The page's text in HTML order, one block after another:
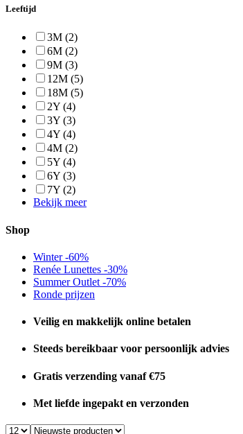
Leeftijd
3M (2)
6M (2)
9M (3)
12M (5)
18M (5)
2Y (4)
3Y (3)
4Y (4)
4M (2)
5Y (4)
6Y (3)
7Y (2)
Bekijk meer
Shop
Winter -60%
Renée Lunettes -30%
Summer Outlet -70%
Ronde prijzen
Veilig en makkelijk online betalen
Steeds bereikbaar voor persoonlijk advies
Gratis verzending vanaf €75
Met liefde ingepakt en verzonden